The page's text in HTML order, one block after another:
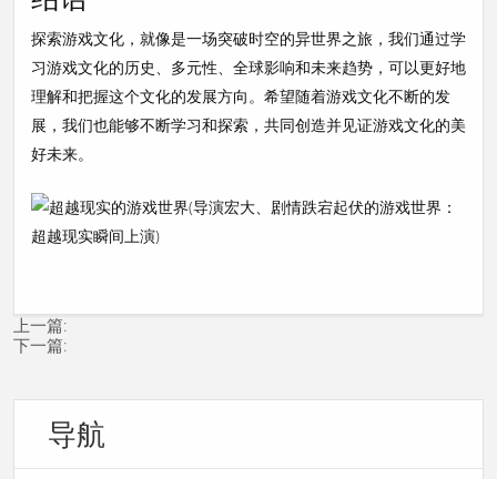
探索游戏文化，就像是一场突破时空的异世界之旅，我们通过学
习游戏文化的历史、多元性、全球影响和未来趋势，可以更好地
理解和把握这个文化的发展方向。希望随着游戏文化不断的发
展，我们也能够不断学习和探索，共同创造并见证游戏文化的美
好未来。
上一篇:
下一篇:
导航